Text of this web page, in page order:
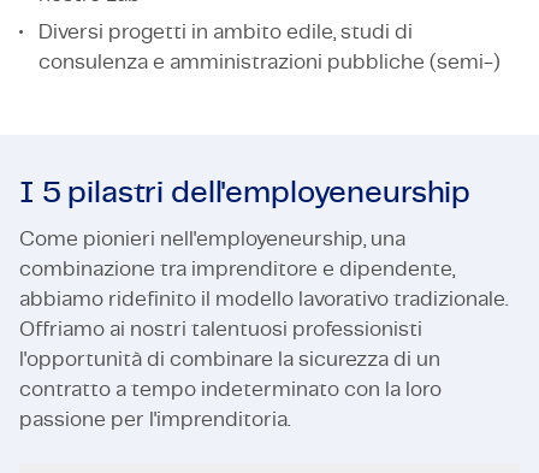
Diversi progetti in ambito edile, studi di
consulenza e amministrazioni pubbliche (semi-)
I 5 pilastri dell'employeneurship
Come pionieri nell'employeneurship, una
combinazione tra imprenditore e dipendente,
abbiamo ridefinito il modello lavorativo tradizionale.
Offriamo ai nostri talentuosi professionisti
l'opportunità di combinare la sicurezza di un
contratto a tempo indeterminato con la loro
passione per l'imprenditoria.